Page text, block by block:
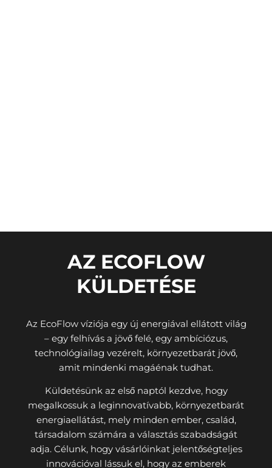
AZ ECOFLOW
KÜLDETÉSE
Az EcoFlow víziója egy új energiával ellátott világ
– egy felhívás a jövő felé, egy ambíciózus,
technológiailag vezérelt, környezetbarát jövő,
amit mindenki magáénak tudhat.
Küldetésünk az első naptól kezdve, hogy
megalkossuk a leginnovatívabb, környezetbarát
energiaellátást, mely minden ember, család,
társadalom számára a választás szabadságát
adja. Célunk, hogy vásárlóinkat jelentőségteljes
innovációval lássuk el, hogy az emberek